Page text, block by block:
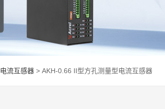
电流互感器 > AKH-0.66 II型方孔测量型电流互感器